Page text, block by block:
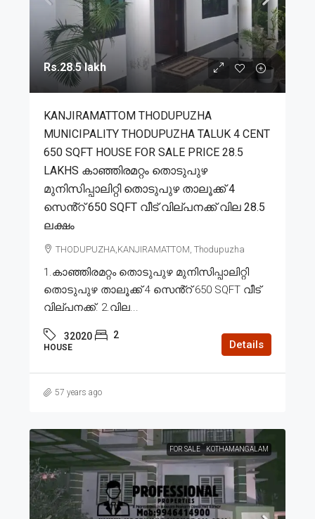
Rs.28.5 lakh
KANJIRAMATTOM THODUPUZHA
MUNICIPALITY THODUPUZHA TALUK 4 CENT
650 SQFT HOUSE FOR SALE PRICE 28.5
LAKHS കാഞ്ഞിരമറ്റം തൊടുപുഴ
മുനിസിപ്പാലിറ്റി തൊടുപുഴ താലൂക്ക് 4
സെൻ്റ് 650 SQFT വീട് വില്പനക്ക് വില 28.5
ലക്ഷം
THODUPUZHA,KANJIRAMATTOM, Thodupuzha
1.കാഞ്ഞിരമറ്റം തൊടുപുഴ മുനിസിപ്പാലിറ്റി
തൊടുപുഴ താലൂക്ക് 4 സെൻ്റ് 650 SQFT വീട്
വില്പനക്ക്. 2.വില...
32020 2
HOUSE Details
57 years ago
FOR SALE KOTHAMANGALAM